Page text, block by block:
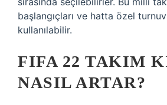
başlangıçları ve hatta özel
kullanılabilir.
FIFA 22 TAKIM
NASIL ARTAR?